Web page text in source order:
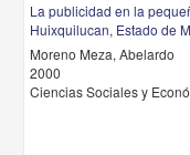
La publicidad en la
Huixquilucan, Estado de
Moreno Meza, Abelardo
2000
Ciencias Sociales y